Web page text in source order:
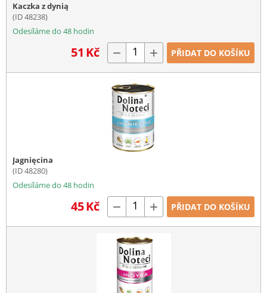
Kaczka z dynią
(ID 48238)
Odesíláme do 48 hodin
51 Kč − + PŘIDAT DO KOŠÍKU
Jagnięcina
(ID 48280)
Odesíláme do 48 hodin
45Kč − + PŘIDAT DO KOŠÍKU